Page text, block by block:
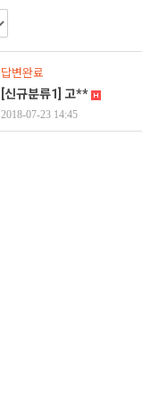
답변완료
[신규분류1] 고**
2018-07-23 14:45